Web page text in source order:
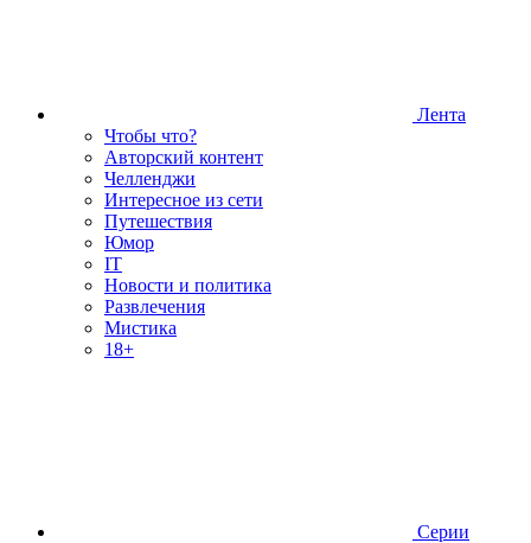
Лента
Чтобы что?
Авторский контент
Челленджи
Интересное из сети
Путешествия
Юмор
IT
Новости и политика
Развлечения
Мистика
18+
Серии